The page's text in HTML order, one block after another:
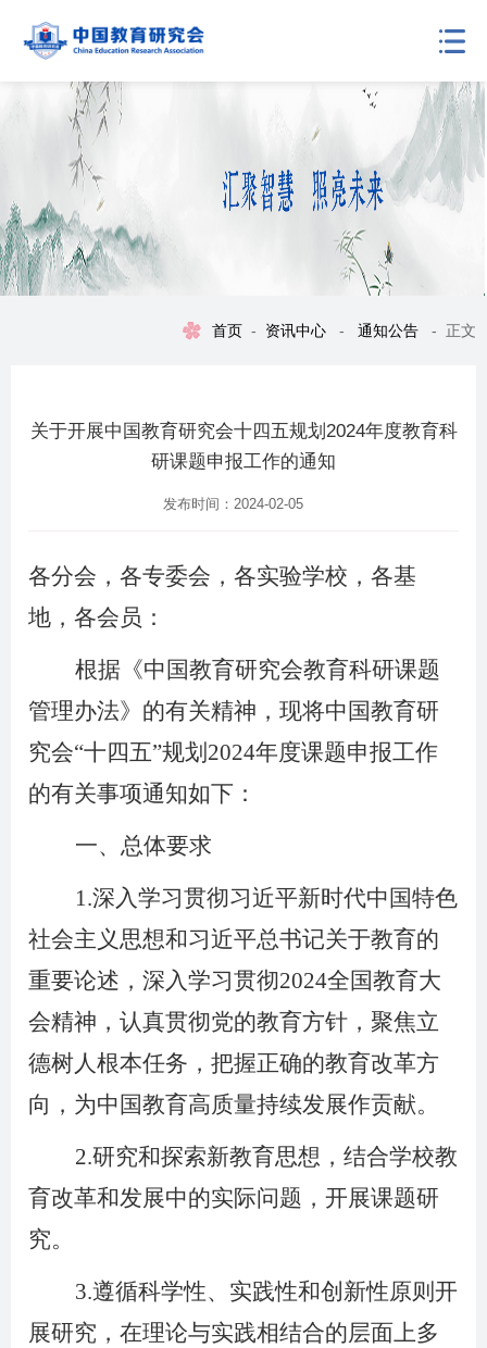
首页 - 资讯中心 - 通知公告 - 正文
关于开展中国教育研究会十四五规划2024年度教育科
研课题申报工作的通知
发布时间：2024-02-05
各分会，各专委会，各实验学校，各基
地，各会员：
根据《中国教育研究会教育科研课题
管理办法》的有关精神，现将中国教育研
究会“十四五”规划2024年度课题申报工作
的有关事项通知如下：
一、总体要求
1.深入学习贯彻习近平新时代中国特色
社会主义思想和习近平总书记关于教育的
重要论述，深入学习贯彻2024全国教育大
会精神，认真贯彻党的教育方针，聚焦立
德树人根本任务，把握正确的教育改革方
向，为中国教育高质量持续发展作贡献。
2.研究和探索新教育思想，结合学校教
育改革和发展中的实际问题，开展课题研
究。
3.遵循科学性、实践性和创新性原则开
展研究，在理论与实践相结合的层面上多